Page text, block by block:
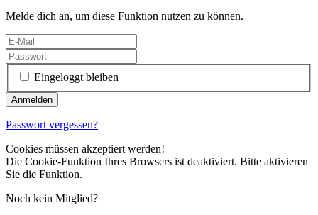
Melde dich an, um diese Funktion nutzen zu können.
Eingeloggt bleiben
Passwort vergessen?
Cookies müssen akzeptiert werden!
Die Cookie-Funktion Ihres Browsers ist deaktiviert. Bitte aktivieren
Sie die Funktion.
Noch kein Mitglied?